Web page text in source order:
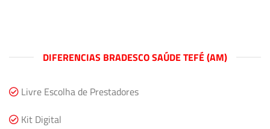
DIFERENCIAS BRADESCO SAÚDE TEFÉ (AM)
Livre Escolha de Prestadores
Kit Digital